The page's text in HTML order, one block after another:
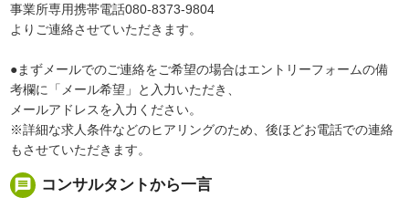
事業所専用携帯電話080-8373-9804
よりご連絡させていただきます。
●まずメールでのご連絡をご希望の場合はエントリーフォームの備
考欄に「メール希望」と入力いただき、
メールアドレスを入力ください。
※詳細な求人条件などのヒアリングのため、後ほどお電話での連絡
もさせていただきます。
message コンサルタントから一言